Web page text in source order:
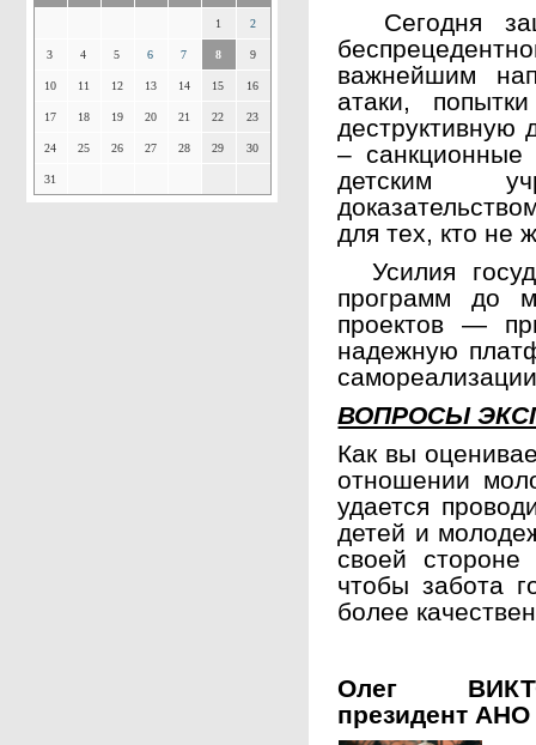
1 2
3 4 5 6 7 8 9
10 11 12 13 14 15 16
17 18 19 20 21 22 23
24 25 26 27 28 29 30
31
Сегодня
важнейшим
атаки,
деструктивную
– санкционные
детским
для тех, кто не
Усилия
программ до
проектов —
надежную
ВОПРОСЫ
Как вы
отношении
удается
детей и
своей
чтобы забота
более
Олег
президент